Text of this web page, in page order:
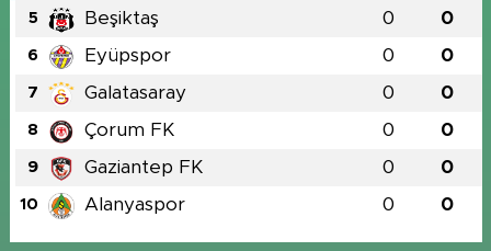
5 Beşiktaş 0 0
6 Eyüpspor 0 0
7 Galatasaray 0 0
8 Çorum FK 0 0
9 Gaziantep FK 0 0
10 Alanyaspor 0 0